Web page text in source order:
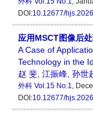
DOI:10.12677/
应用MSCT图像后
A Case of
Technology in the
赵 斐 江振峰 孙世
外科 Vol.15 No.1,
DOI:10.12677/